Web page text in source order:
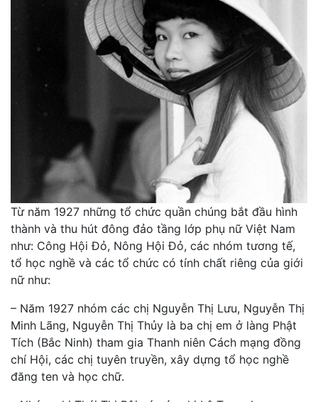
Từ năm 1927 những tổ chức quần chúng bắt đầu hình
thành và thu hút đông đảo tầng lớp phụ nữ Việt Nam
như: Công Hội Đỏ, Nông Hội Đỏ, các nhóm tương tế,
tổ học nghề và các tổ chức có tính chất riêng của giới
nữ như:
– Năm 1927 nhóm các chị Nguyễn Thị Lưu, Nguyễn Thị
Minh Lãng, Nguyễn Thị Thủy là ba chị em ở làng Phật
Tích (Bắc Ninh) tham gia Thanh niên Cách mạng đồng
chí Hội, các chị tuyên truyền, xây dựng tổ học nghề
đăng ten và học chữ.